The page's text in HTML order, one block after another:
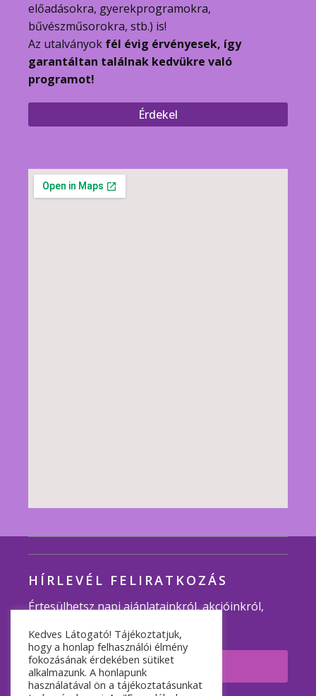
előadásokra, gyerekprogramokra,
bűvészműsorokra, stb.) is!
Az utalványok fél évig érvényesek, így
garantáltan találnak kedvükre való
programot!
Érdekel
HÍRLEVÉL FELIRATKOZÁS
Értesülhetsz napi ajánlatainkról, akcióinkról,
Feliratkozom
Kedves Látogató! Tájékoztatjuk,
hogy a honlap felhasználói élmény
fokozásának érdekében sütiket
alkalmazunk. A honlapunk
használatával ön a tájékoztatásunkat